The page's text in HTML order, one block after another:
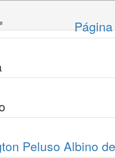
Peluso Albino